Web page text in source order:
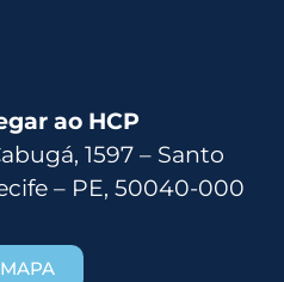
ao HCP
1597 – Santo
– PE, 50040-000